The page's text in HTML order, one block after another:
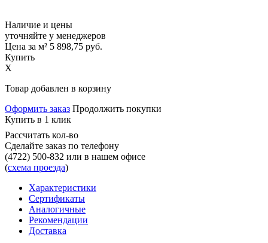
Наличие и цены
уточняйте у менеджеров
Цена за м² 5 898,75 руб.
Купить
X
Товар добавлен в корзину
Оформить заказ Продолжить покупки
Купить в 1 клик
Рассчитать кол-во
Сделайте заказ по телефону
(4722) 500-832 или в нашем офисе
(схема проезда)
Характеристики
Сертификаты
Аналогичные
Рекомендации
Доставка